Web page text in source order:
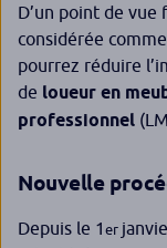
D’un point de
considérée
pourrez réduire
de loueur en
professionnel
Nouvelle
Depuis le 1er